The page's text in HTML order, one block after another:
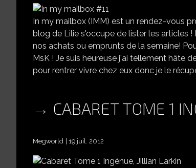
In my mailbox (IMM) est un rendez-vous
blog de Lilie s'occupe de lister les articles
nos achats ou emprunts de la semaine!
MsK ! Je suis heureuse j'ai tellement hâte
pour rentrer vivre chez eux donc je le
CABARET TOME 1
Megworld 19 juil. 2012